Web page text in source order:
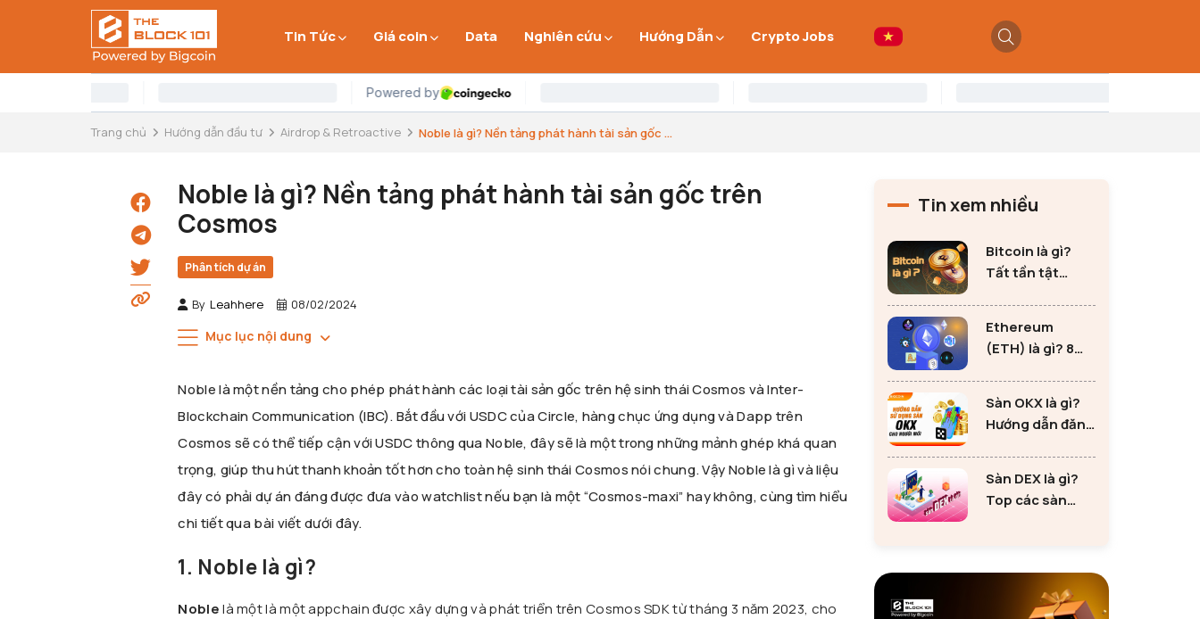
Tin Tức Giá coin Data Nghiên cứu Hướng Dẫn Crypto Jobs
Trang chủ Hướng dẫn đầu tư Airdrop & Retroactive Noble là gì? Nền tảng phát hành tài sản gốc ...
Noble là gì? Nền tảng phát hành tài sản gốc trên
Cosmos
Phân tích dự án
By Leahhere 08/02/2024
Mục lục nội dung
Noble là một nền tảng cho phép phát hành các loại tài sản gốc trên hệ sinh thái Cosmos và Inter-
Blockchain Communication (IBC). Bắt đầu với USDC của Circle, hàng chục ứng dụng và Dapp trên
Cosmos sẽ có thể tiếp cận với USDC thông qua Noble, đây sẽ là một trong những mảnh ghép khá quan
trọng, giúp thu hút thanh khoản tốt hơn cho toàn hệ sinh thái Cosmos nói chung. Vậy Noble là gì và liệu
đây có phải dự án đáng được đưa vào watchlist nếu bạn là một “Cosmos-maxi” hay không, cùng tìm hiểu
chi tiết qua bài viết dưới đây.
1. Noble là gì?
Noblelà một là một appchain được xây dựng và phát triển trên Cosmos SDK từ tháng 3 năm 2023, cho
Tin xem nhiều
Bitcoin là gì?
Tất tần tật
Bitcoin
Ethereum
(ETH) là gì? 8
tư Ethereum
Sàn OKX là gì?
Hướng dẫn đăng
mới
Sàn DEX là gì?
Top các sàn